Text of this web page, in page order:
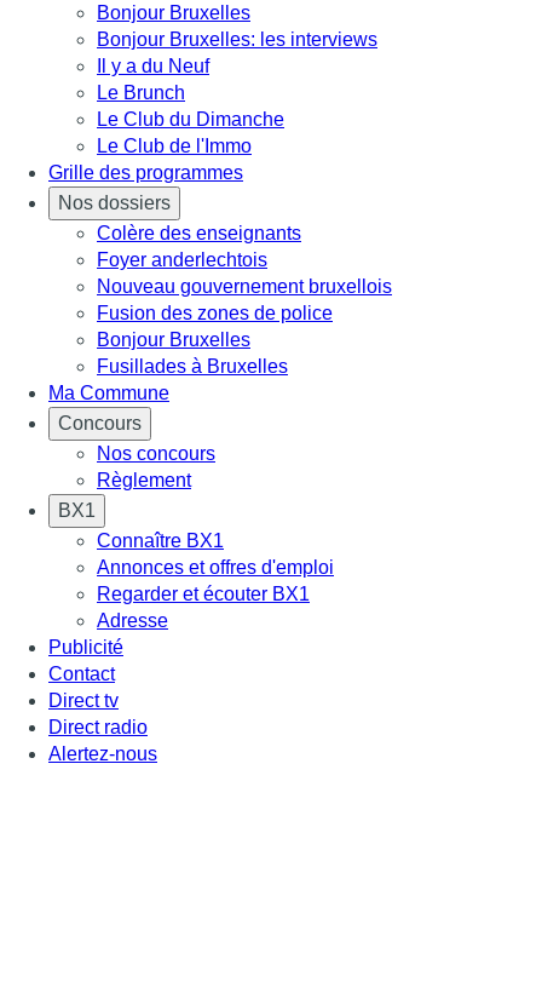
Bonjour Bruxelles
Bonjour Bruxelles: les interviews
Il y a du Neuf
Le Brunch
Le Club du Dimanche
Le Club de l'Immo
Grille des programmes
Nos dossiers
Colère des enseignants
Foyer anderlechtois
Nouveau gouvernement bruxellois
Fusion des zones de police
Bonjour Bruxelles
Fusillades à Bruxelles
Ma Commune
Concours
Nos concours
Règlement
BX1
Connaître BX1
Annonces et offres d'emploi
Regarder et écouter BX1
Adresse
Publicité
Contact
Direct tv
Direct radio
Alertez-nous